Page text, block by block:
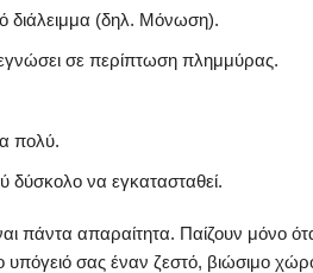
διάλειμμα (δηλ. Μόνωση).
σε περίπτωση πλημμύρας.
πολύ.
δύσκολο να εγκατασταθεί.
πάντα απαραίτητα. Παίζουν μόνο
υπόγειό σας έναν ζεστό, βιώσιμο